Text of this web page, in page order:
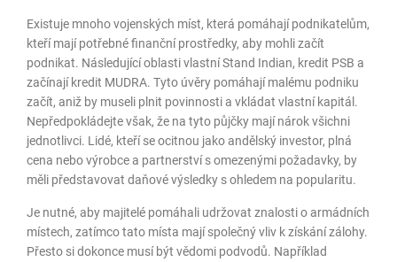
Existuje mnoho vojenských míst, která pomáhají podnikatelům,
kteří mají potřebné finanční prostředky, aby mohli začít
podnikat. Následující oblasti vlastní Stand Indian, kredit PSB a
začínají kredit MUDRA. Tyto úvěry pomáhají malému podniku
začít, aniž by museli plnit povinnosti a vkládat vlastní kapitál.
Nepředpokládejte však, že na tyto půjčky mají nárok všichni
jednotlivci. Lidé, kteří se ocitnou jako andělský investor, plná
cena nebo výrobce a partnerství s omezenými požadavky, by
měli představovat daňové výsledky s ohledem na popularitu.
Je nutné, aby majitelé pomáhali udržovat znalosti o armádních
místech, zatímco tato místa mají společný vliv k získání zálohy.
Přesto si dokonce musí být vědomi podvodů. Například